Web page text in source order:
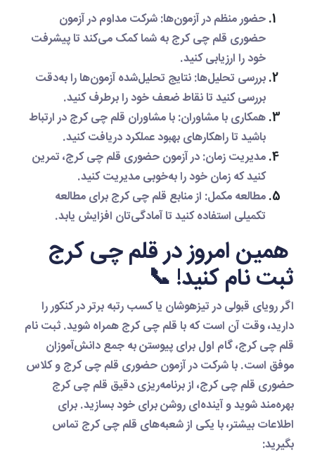
حضور منظم در آزمون‌ها: شرکت مداوم درآزمون
حضوری قلم چی کرجبه شما کمک می‌کند تا پیشرفت
خود را ارزیابی کنید.
بررسی تحلیل‌ها: نتایج تحلیل‌شده آزمون‌ها را به‌دقت
بررسی کنید تا نقاط ضعف خود را برطرف کنید.
همکاری با مشاوران: با مشاورانقلم چی کرجدر ارتباط
باشید تا راهکارهای بهبود عملکرد دریافت کنید.
مدیریت زمان: درآزمون حضوری قلم چی کرج، تمرین
کنید که زمان خود را به‌خوبی مدیریت کنید.
مطالعه مکمل: از منابعقلم چی کرجبرای مطالعه
تکمیلی استفاده کنید تا آمادگی‌تان افزایش یابد.
همین امروز در قلم چی کرج
ثبت نام کنید! 📞
اگر رویای قبولی در تیزهوشان یا کسب رتبه برتر در کنکور را
دارید، وقت آن است که باقلم چی کرجهمراه شوید.ثبت نام
قلم چی کرج، گام اول برای پیوستن به جمع دانش‌آموزان
موفق است. با شرکت درآزمون حضوری قلم چی کرجوکلاس
حضوری قلم چی کرج، ازبرنامه‌ریزی دقیق قلم چی کرج
بهره‌مند شوید و آینده‌ای روشن برای خود بسازید. برای
اطلاعات بیشتر، با یکی از شعبه‌هایقلم چی کرجتماس
بگیرید: